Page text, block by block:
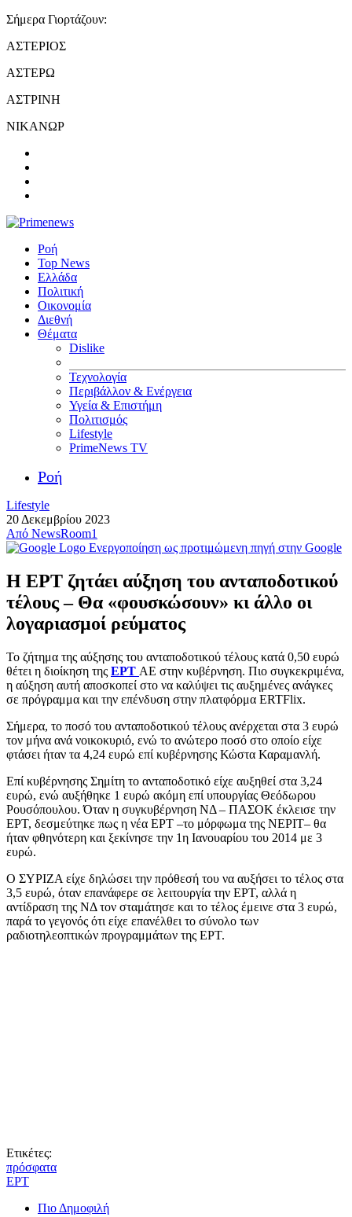
Σήμερα Γιορτάζουν:
ΑΣΤΕΡΙΟΣ
ΑΣΤΕΡΩ
ΑΣΤΡΙΝΗ
ΝΙΚΑΝΩΡ
Ροή
Top News
Ελλάδα
Πολιτική
Οικονομία
Διεθνή
Θέματα
Dislike
Τεχνολογία
Περιβάλλον & Ενέργεια
Υγεία & Επιστήμη
Πολιτισμός
Lifestyle
PrimeNews TV
Ροή
Lifestyle
20 Δεκεμβρίου 2023
Από NewsRoom1
Ενεργοποίηση ως προτιμώμενη πηγή στην Google
Η ΕΡΤ ζητάει αύξηση του ανταποδοτικού
τέλους – Θα «φουσκώσουν» κι άλλο οι
λογαριασμοί ρεύματος
Το ζήτημα της αύξησης του ανταποδοτικού τέλους κατά 0,50 ευρώ
θέτει η διοίκηση της ΕΡΤ ΑΕ στην κυβέρνηση. Πιο συγκεκριμένα,
η αύξηση αυτή αποσκοπεί στο να καλύψει τις αυξημένες ανάγκες
σε πρόγραμμα και την επένδυση στην πλατφόρμα ERTFlix.
Σήμερα, το ποσό του ανταποδοτικού τέλους ανέρχεται στα 3 ευρώ
τον μήνα ανά νοικοκυριό, ενώ το ανώτερο ποσό στο οποίο είχε
φτάσει ήταν τα 4,24 ευρώ επί κυβέρνησης Κώστα Καραμανλή.
Επί κυβέρνησης Σημίτη το ανταποδοτικό είχε αυξηθεί στα 3,24
ευρώ, ενώ αυξήθηκε 1 ευρώ ακόμη επί υπουργίας Θεόδωρου
Ρουσόπουλου. Όταν η συγκυβέρνηση ΝΔ – ΠΑΣΟΚ έκλεισε την
ΕΡΤ, δεσμεύτηκε πως η νέα ΕΡΤ –το μόρφωμα της ΝΕΡΙΤ– θα
ήταν φθηνότερη και ξεκίνησε την 1η Ιανουαρίου του 2014 με 3
ευρώ.
Ο ΣΥΡΙΖΑ είχε δηλώσει την πρόθεσή του να αυξήσει το τέλος στα
3,5 ευρώ, όταν επανάφερε σε λειτουργία την ΕΡΤ, αλλά η
αντίδραση της ΝΔ τον σταμάτησε και το τέλος έμεινε στα 3 ευρώ,
παρά το γεγονός ότι είχε επανέλθει το σύνολο των
ραδιοτηλεοπτικών προγραμμάτων της ΕΡΤ.
Ετικέτες:
πρόσφατα
ΕΡΤ
Πιο Δημοφιλή